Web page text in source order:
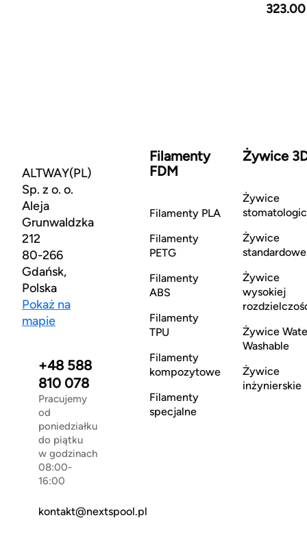
ALTWAY(PL)
Sp. z o. o.
Aleja
Grunwaldzka
212
80-266
Gdańsk,
Polska
Pokaż na
mapie
+48 588
810 078
Pracujemy
od
poniedziałku
do piątku
w godzinach
08:00-
16:00
kontakt@nextspool.pl
Filamenty
FDM
Filamenty PLA
Filamenty
PETG
Filamenty
ABS
Filamenty
TPU
Filamenty
kompozytowe
Filamenty
specjalne
Żywice
Żywice
Żywice
standardowe
Żywice
wysokiej
Żywice
Washable
Żywice
inżynierskie